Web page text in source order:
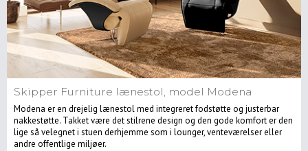
Skipper Furniture lænestol, model Modena
Modena er en drejelig lænestol med integreret fodstøtte og justerbar
nakkestøtte. Takket være det stilrene design og den gode komfort er den
lige så velegnet i stuen derhjemme som i lounger, venteværelser eller
andre offentlige miljøer.